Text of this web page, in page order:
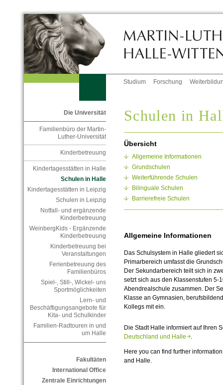
Studium Forschung
Die Universität
Familienbüro der Martin-
Luther-Universität
Kinderbetreuung
Kindertagesstätten in Halle
Schulen in Halle
Kindertagesstätten in Leipzig
Schulen in Leipzig
Notfall- und ergänzende
Kinderbetreuung
WeinbergKids - Ergänzende
Kinderbetreuung
Kinderbetreuung bei
Veranstaltungen
Ferienbetreuung des
Familienbüros
Spiel-, Still-, Wickel- uns
Sportmöglichkeiten
Lern- und
Beschäftigungsangebote für
Kita- und Schulkinder
Familien-Radtouren in und
um Halle
Fakultäten
International Office
Zentrale Einrichtungen
Schulen in
Übersicht
Allgemeine Informationen
Grundschulen
Weiterführende Schulen
Bilinguale Schulen
Barrierefreie Schulen
Allgemeine Informationen
Das Schulsystem in Halle gliedert
Primarbereich umfasst die
Der Sekundarbereich teilt sich in
setzt sich aus den Klassenstufen 5-
Abendrealschule zusammen. Der
Klasse an Gymnasien,
Kollegs mit ein.
Die Stadt Halle informiert auf Ihren
Deutschland und Halle.
Here you can find further
and Halle.